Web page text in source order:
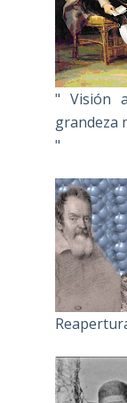
" Visión
grandeza
"